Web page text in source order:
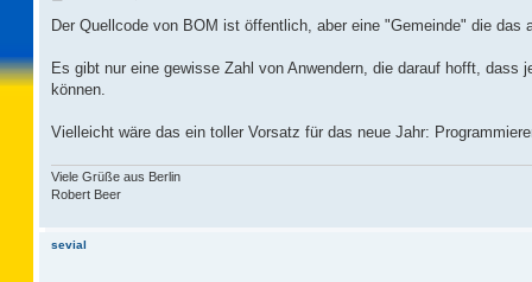
i
a
Der Quellcode von BOM ist öffentlich, aber eine "Gemeinde" die das
Es gibt nur eine gewisse Zahl von Anwendern, die darauf hofft,
können.
Vielleicht wäre das ein toller Vorsatz für das neue Jahr:
Viele Grüße aus Berlin
Robert Beer
sevial